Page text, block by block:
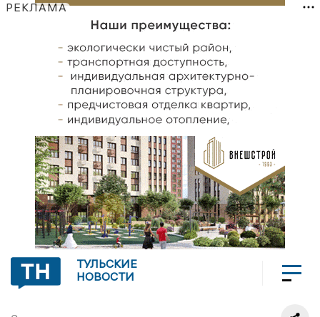
РЕКЛАМА
ТУЛЬСКИЕ
НОВОСТИ